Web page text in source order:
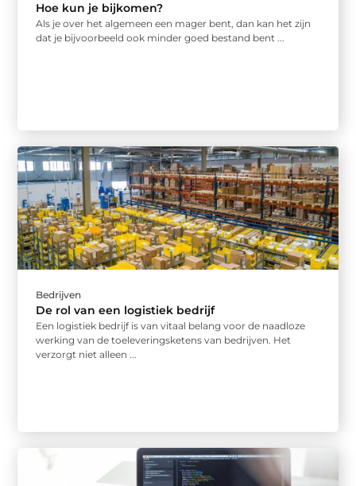
Hoe kun je bijkomen?
Als je over het algemeen een mager bent, dan kan het zijn
dat je bijvoorbeeld ook minder goed bestand bent ...
Bedrijven
De rol van een logistiek bedrijf
Een logistiek bedrijf is van vitaal belang voor de naadloze
werking van de toeleveringsketens van bedrijven. Het
verzorgt niet alleen ...